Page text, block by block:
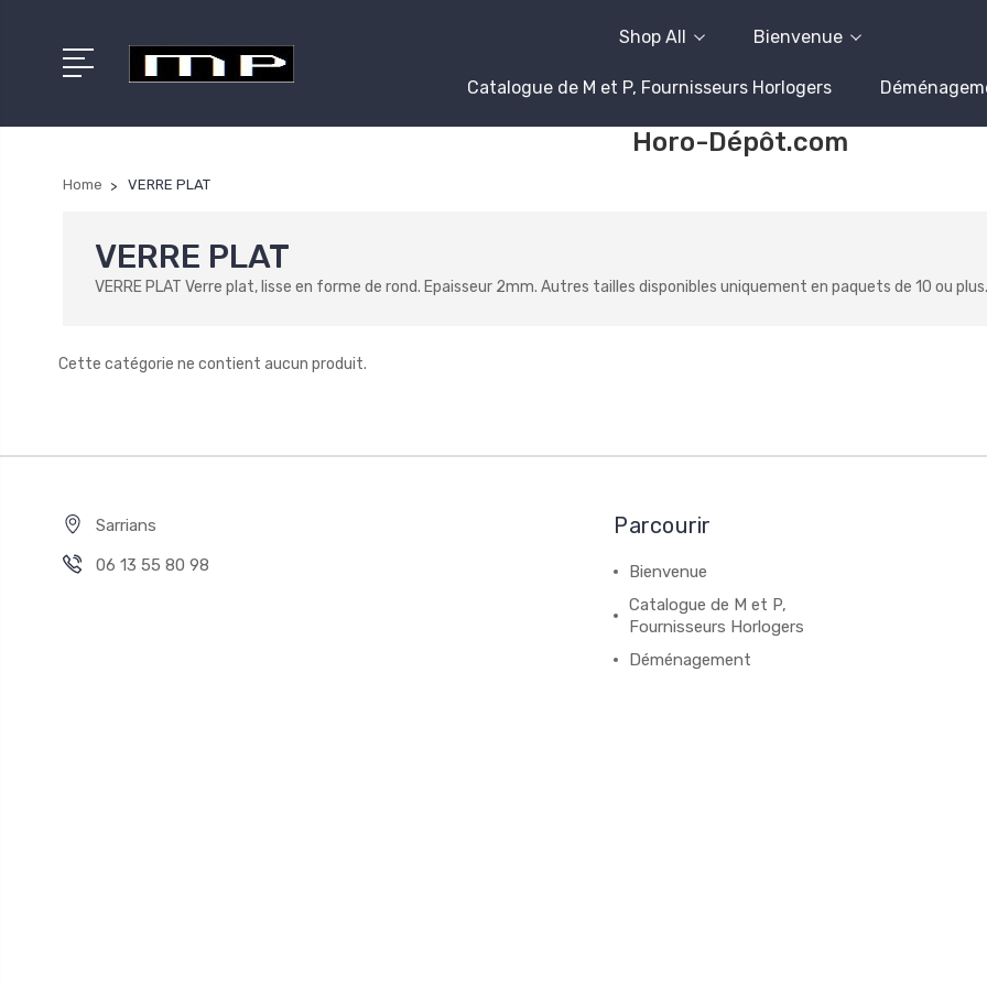
Shop All Bienvenue
Catalogue de M et P, Fournisseurs Horlogers
Horo-Dépôt.com
Home VERRE PLAT
VERRE PLAT
VERRE PLAT Verre plat, lisse en forme de rond. Epaisseur 2mm. Autres tailles disponibles uniquement en paquets de 10 ou plus.
Cette catégorie ne contient aucun produit.
Sarrians
06 13 55 80 98
Parcourir
Bienvenue
Catalogue de M et P,
Fournisseurs Horlogers
Déménagement